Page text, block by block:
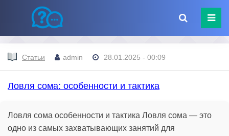
Статьи admin 28.01.2025 - 00:09
Ловля сома: особенности и тактика
Ловля сома особенности и тактика Ловля сома — это
одно из самых захватывающих занятий для